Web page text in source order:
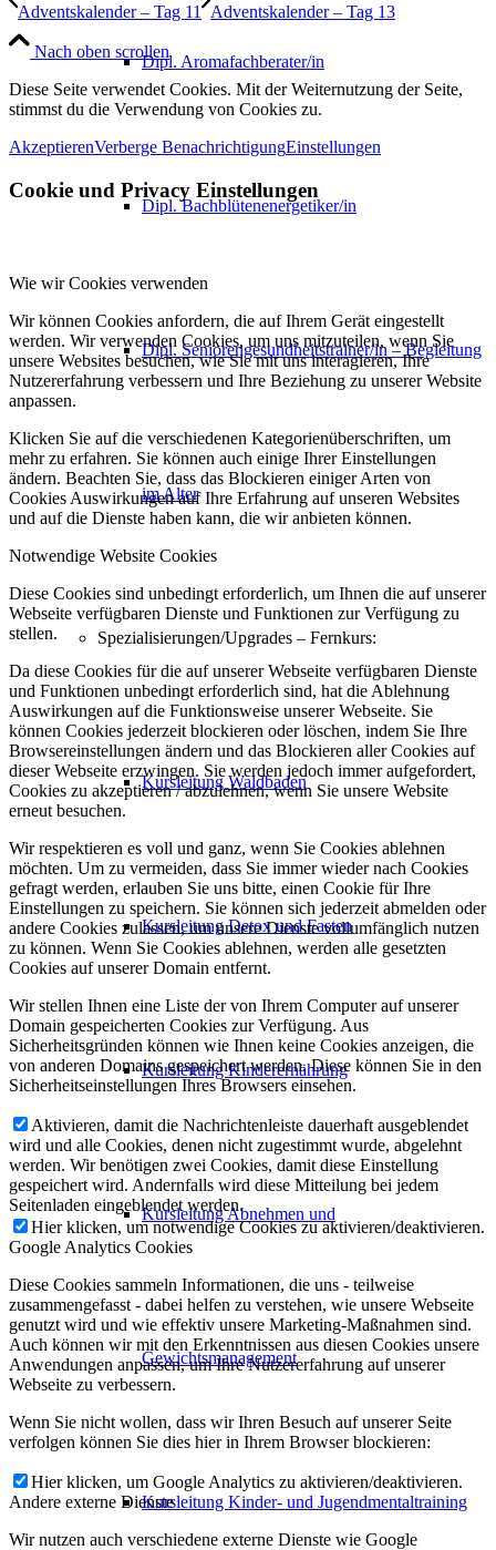
Dipl. Aromafachberater/in
Dipl. Bachblütenenergetiker/in
Dipl. Seniorengesundheitstrainer/in – Begleitung
im Alter
Spezialisierungen/Upgrades – Fernkurs:
Kursleitung Waldbaden
Kursleitung Detox und Fasten
Kursleitung Kinderernährung
Kursleitung Abnehmen und
Gewichtsmanagement
Kursleitung Kinder- und Jugendmentaltraining
Adventskalender – Tag 11 Adventskalender – Tag 13
Nach oben scrollen
Diese Seite verwendet Cookies. Mit der Weiternutzung der Seite,
stimmst du die Verwendung von Cookies zu.
AkzeptierenVerberge BenachrichtigungEinstellungen
Cookie und Privacy Einstellungen
Wie wir Cookies verwenden
Wir können Cookies anfordern, die auf Ihrem Gerät eingestellt
werden. Wir verwenden Cookies, um uns mitzuteilen, wenn Sie
unsere Websites besuchen, wie Sie mit uns interagieren, Ihre
Nutzererfahrung verbessern und Ihre Beziehung zu unserer Website
anpassen.
Klicken Sie auf die verschiedenen Kategorienüberschriften, um
mehr zu erfahren. Sie können auch einige Ihrer Einstellungen
ändern. Beachten Sie, dass das Blockieren einiger Arten von
Cookies Auswirkungen auf Ihre Erfahrung auf unseren Websites
und auf die Dienste haben kann, die wir anbieten können.
Notwendige Website Cookies
Diese Cookies sind unbedingt erforderlich, um Ihnen die auf unserer
Webseite verfügbaren Dienste und Funktionen zur Verfügung zu
stellen.
Da diese Cookies für die auf unserer Webseite verfügbaren Dienste
und Funktionen unbedingt erforderlich sind, hat die Ablehnung
Auswirkungen auf die Funktionsweise unserer Webseite. Sie
können Cookies jederzeit blockieren oder löschen, indem Sie Ihre
Browsereinstellungen ändern und das Blockieren aller Cookies auf
dieser Webseite erzwingen. Sie werden jedoch immer aufgefordert,
Cookies zu akzeptieren / abzulehnen, wenn Sie unsere Website
erneut besuchen.
Wir respektieren es voll und ganz, wenn Sie Cookies ablehnen
möchten. Um zu vermeiden, dass Sie immer wieder nach Cookies
gefragt werden, erlauben Sie uns bitte, einen Cookie für Ihre
Einstellungen zu speichern. Sie können sich jederzeit abmelden oder
andere Cookies zulassen, um unsere Dienste vollumfänglich nutzen
zu können. Wenn Sie Cookies ablehnen, werden alle gesetzten
Cookies auf unserer Domain entfernt.
Wir stellen Ihnen eine Liste der von Ihrem Computer auf unserer
Domain gespeicherten Cookies zur Verfügung. Aus
Sicherheitsgründen können wie Ihnen keine Cookies anzeigen, die
von anderen Domains gespeichert werden. Diese können Sie in den
Sicherheitseinstellungen Ihres Browsers einsehen.
Aktivieren, damit die Nachrichtenleiste dauerhaft ausgeblendet
wird und alle Cookies, denen nicht zugestimmt wurde, abgelehnt
werden. Wir benötigen zwei Cookies, damit diese Einstellung
gespeichert wird. Andernfalls wird diese Mitteilung bei jedem
Seitenladen eingeblendet werden.
Hier klicken, um notwendige Cookies zu aktivieren/deaktivieren.
Google Analytics Cookies
Diese Cookies sammeln Informationen, die uns - teilweise
zusammengefasst - dabei helfen zu verstehen, wie unsere Webseite
genutzt wird und wie effektiv unsere Marketing-Maßnahmen sind.
Auch können wir mit den Erkenntnissen aus diesen Cookies unsere
Anwendungen anpassen, um Ihre Nutzererfahrung auf unserer
Webseite zu verbessern.
Wenn Sie nicht wollen, dass wir Ihren Besuch auf unserer Seite
verfolgen können Sie dies hier in Ihrem Browser blockieren:
Hier klicken, um Google Analytics zu aktivieren/deaktivieren.
Andere externe Dienste
Wir nutzen auch verschiedene externe Dienste wie Google